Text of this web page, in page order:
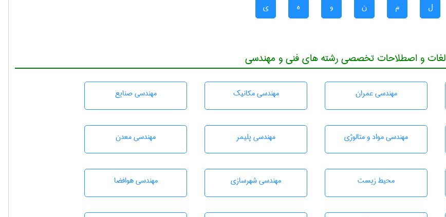
ل م ن و ه ی
لغات و اصطلاحات تخصصی رشته های فنی و مهندسی
مهندسی عمران مهندسی مکانیک مهندسی صنايع
مهندسی مواد و متالوژی مهندسی پليمر مهندسی معدن
محيط زيست مهندسی شهرسازی مهندسی هوافضا